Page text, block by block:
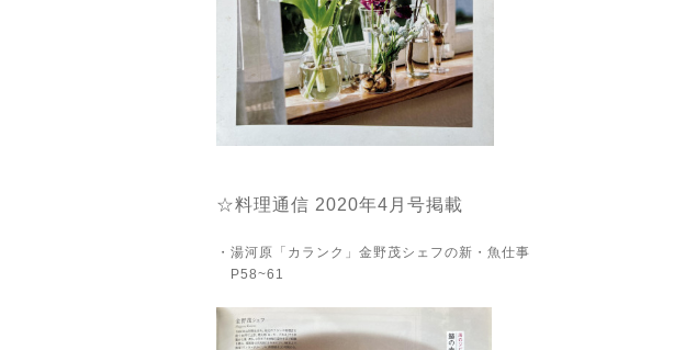
☆料理通信 2020年4月号掲載
・湯河原「カランク」金野茂シェフの新・魚仕事
P58~61